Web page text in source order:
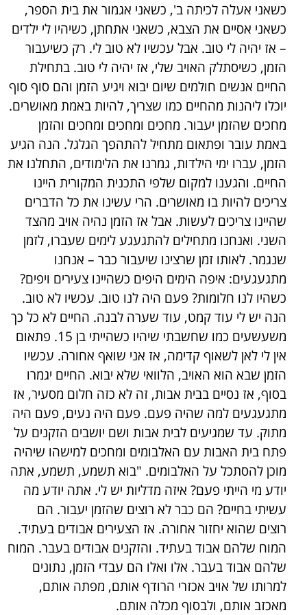
כשאני אעלה לכיתה ב', כשאני אגמור את בית הספר,
כשאני אסיים את הצבא, כשאני אתחתן, כשיהיו לי ילדים
– אז יהיה לי טוב. אבל עכשיו לא טוב לי. רק כשיעבור
הזמן, כשיסתלק האויב שלי, אז יהיה לי טוב. בתחילת
החיים אנשים חולמים שיום יבוא ויגיע הזמן והם סוף סוף
יוכלו ליהנות מהחיים כמו שצריך, להיות באמת מאושרים.
מחכים שהזמן יעבור. מחכים ומחכים ומחכים והזמן
באמת עובר ופתאום מתחיל להתהפך הגלגל. הנה הגיע
הזמן, עברו ימי הילדות, גמרנו את הלימודים, התחלנו את
החיים. והגענו למקום שלפי התכנית המקורית היינו
צריכים להיות בו מאושרים. הרי עשינו את כל הדברים
שהיינו צריכים לעשות. אבל אז הזמן נהיה אויב מהצד
השני. ואנחנו מתחילים להתגעגע לימים שעברו, לזמן
שנגמר. לאותו זמן שרצינו שיעבור כבר – אנחנו
מתגעגעים: איפה הימים היפים כשהיינו צעירים ויפים?
כשהיו לנו חלומות? פעם היה לנו טוב. עכשיו לא טוב.
הנה יש לי עוד קמט, עוד שערה לבנה. החיים לא כל כך
משעשעים כמו שחשבתי שיהיו כשהייתי בן 15. פתאום
אין לי לאן לשאוף קדימה, אז אני שואף אחורה. עכשיו
הזמן שבא הוא האויב, הלוואי שלא יבוא. החיים יגמרו
בסוף, אז נסיים בבית אבות, זה לא כזה חלום מסעיר, אז
מתגעגעים למה שהיה פעם. פעם היה נעים, פעם היה
מתוק. עד שמגיעים לבית אבות ושם יושבים הזקנים על
פתח בית האבות עם האלבומים ומחכים למישהו שיהיה
מוכן להסתכל על האלבומים. "בוא תשמע, תשמע, אתה
יודע מי הייתי פעם? איזה מדליות יש לי. אתה יודע מה
עשיתי בחיים? הם כבר לא רוצים שהזמן יעבור. הם
רוצים שהוא יחזור אחורה. אז הצעירים אבודים בעתיד.
המוח שלהם אבוד בעתיד. והזקנים אבודים בעבר. המוח
שלהם אבוד בעבר. אלו ואלו הם עבדי הזמן, נתונים
למרותו של אויב אכזרי הרודף אותם, מפתה אותם,
מאכזב אותם, ולבסוף מכלה אותם.